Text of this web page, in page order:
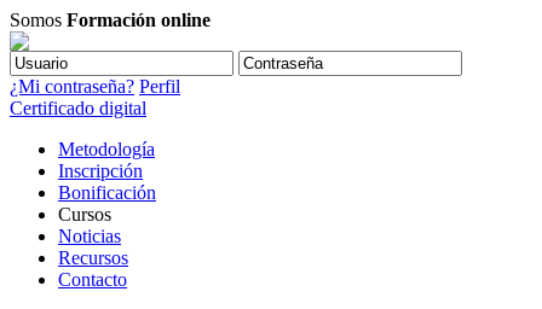
Somos Formación online
¿Mi contraseña? Perfil
Certificado digital
Metodología
Inscripción
Bonificación
Cursos
Noticias
Recursos
Contacto